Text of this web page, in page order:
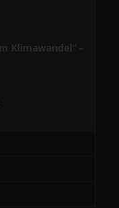
Klimawandel“ –